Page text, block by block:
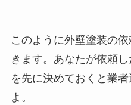
このように外壁塗装の
きます。あなたが依頼
を先に決めておくと業
よ。